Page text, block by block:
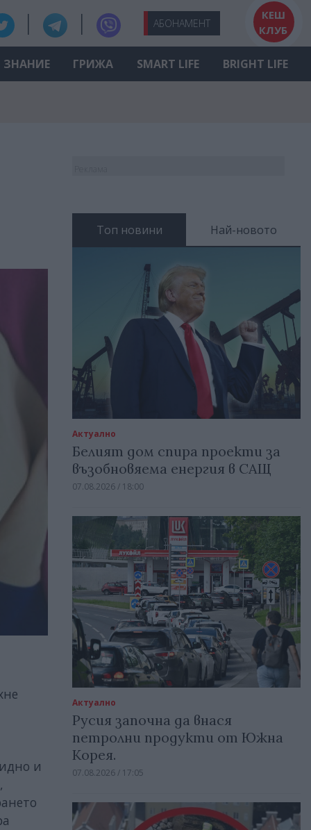
АБОНАМЕНТ
КЕШ
КЛУБ
ЗНАНИЕ ГРИЖА SMART LIFE BRIGHT LIFE
и
Топ новини Най-новото
Актуално
Белият дом спира проекти за
възобновяема енергия в САЩ
07.08.2026 / 18:00
Актуално
Русия започна да внася
петролни продукти от Южна
Корея.
07.08.2026 / 17:05